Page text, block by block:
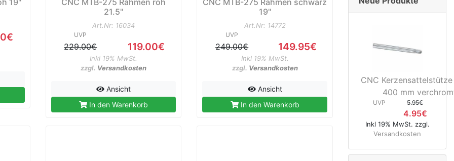
19"
CNC MTB-275 Rahmen roh
21.5"
Art.Nr: 16034
UVP
229.00€ 119.00€
Inkl 19% MwSt.
zzgl. Versandkosten
Ansicht
In den Warenkorb
CNC MTB-275 Rahmen schwarz
19"
Art.Nr: 14772
UVP
249.00€ 149.95€
Inkl 19% MwSt.
zzgl. Versandkosten
Ansicht
In den Warenkorb
CNC
400 mm
UVP 5.95€
4.95€
Inkl 19% MwSt. zzgl.
Versandkosten